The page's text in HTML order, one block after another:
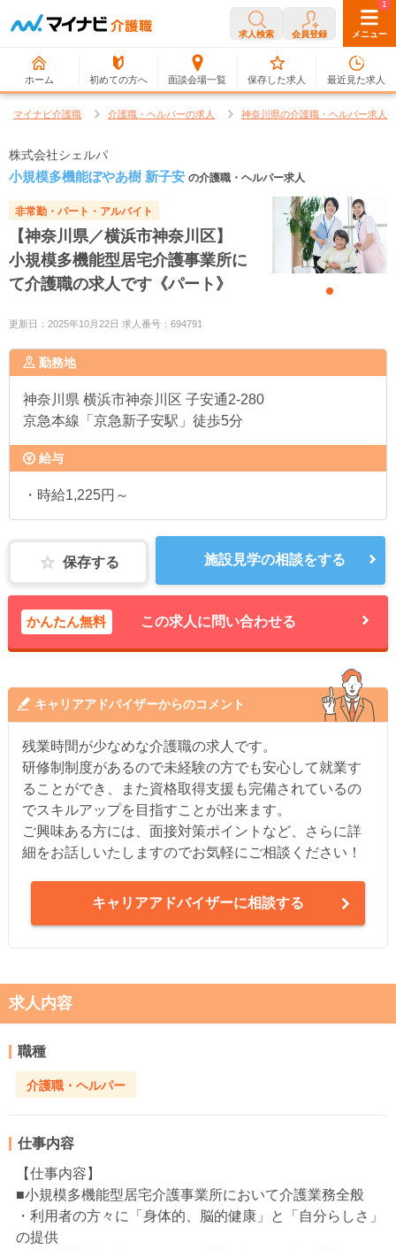
求人検索 会員登録 メニュー
ホーム 初めての方へ 面談会場一覧
0
保存した求人
1
最近見た求人
マイナビ介護職 介護職・ヘルパーの求人 神奈川県の介護職・ヘルパー求人
株式会社シェルパ
小規模多機能ぼやあ樹 新子安 の介護職・ヘルパー求人
非常勤・パート・アルバイト
【神奈川県／横浜市神奈川区】
小規模多機能型居宅介護事業所に
て介護職の求人です《パート》
更新日：2025年10月22日 求人番号：694791
勤務地
神奈川県 横浜市神奈川区 子安通2-280
京急本線「京急新子安駅」徒歩5分
給与
・時給1,225円～
保存する 施設見学の相談をする
かんたん無料 この求人に問い合わせる
キャリアアドバイザーからのコメント
残業時間が少なめな介護職の求人です。
研修制制度があるので未経験の方でも安心して就業す
ることができ、また資格取得支援も完備されているの
でスキルアップを目指すことが出来ます。
ご興味ある方には、面接対策ポイントなど、さらに詳
細をお話しいたしますのでお気軽にご相談ください！
キャリアアドバイザーに相談する
求人内容
職種
介護職・ヘルパー
仕事内容
【仕事内容】
■小規模多機能型居宅介護事業所において介護業務全般
・利用者の方々に「身体的、脳的健康」と「自分らしさ」
の提供